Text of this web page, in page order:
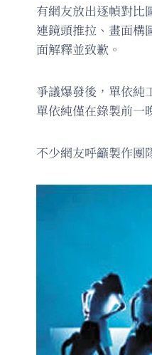
有網友放出逐幀對比
連鏡頭推拉、畫面構
面解釋並致歉。
爭議爆發後，單依純
單依純僅在錄製前一
不少網友呼籲製作團